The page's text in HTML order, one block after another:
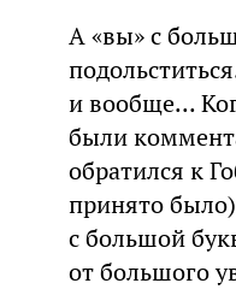
А «вы» с
и вообще...
были
обратился к
принято
с большой
от большого